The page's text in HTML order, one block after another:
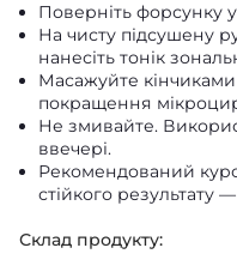
Поверніть форсунку
На чисту підсушену
нанесіть тонік
Масажуйте
покращення
Не змивайте.
ввечері.
Рекомендований
стійкого результату —
Склад продукту: